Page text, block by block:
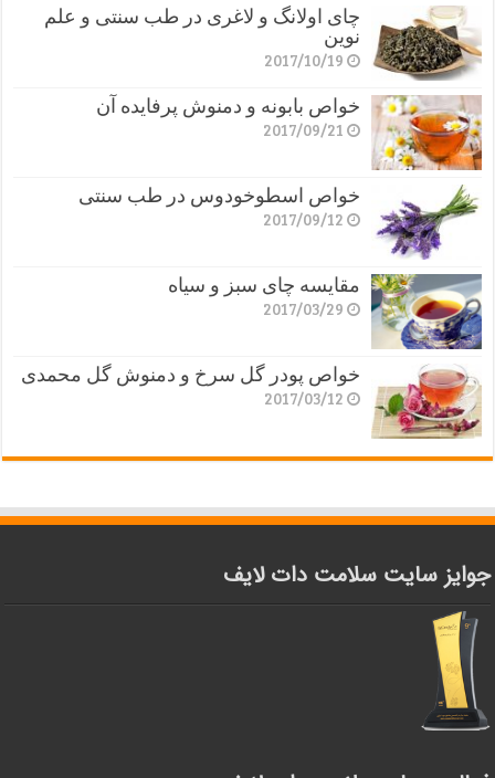
چای اولانگ و لاغری در طب سنتی و علم
نوین
2017/10/19
خواص بابونه و دمنوش پرفایده آن
2017/09/21
خواص اسطوخودوس در طب سنتی
2017/09/12
مقایسه چای سبز و سیاه
2017/03/29
خواص پودر گل سرخ و دمنوش گل محمدی
2017/03/12
جوایز سایت سلامت دات لایف